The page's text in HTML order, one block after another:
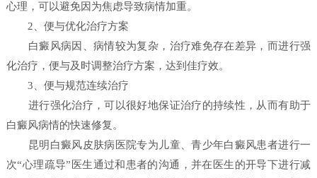
心理，可以避免因为焦虑导致病情加重。
2、便与优化治疗方案
白癜风病因、病情较为复杂，治疗难免存在差异，而进行强
化治疗，便与及时调整治疗方案，达到佳疗效。
3、便与规范连续治疗
进行强化治疗，可以很好地保证治疗的持续性，从而有助于
白癜风病情的快速修复。
昆明白癜风皮肤病医院专为儿童、青少年白癜风患者进行一
次“心理疏导”医生通过和患者的沟通，并在医生的开导下进行减